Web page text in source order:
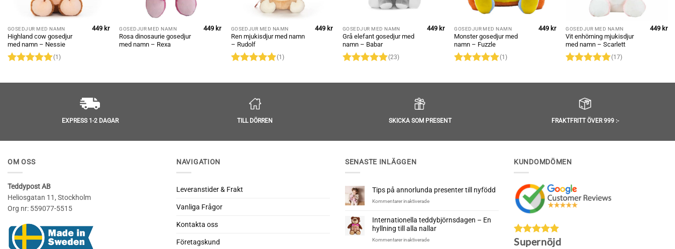
GOSEDJUR MED NAMN
Highland cow gosedjur
med namn – Nessie
(1)
449 kr GOSEDJUR MED NAMN
Rosa dinosaurie gosedjur
med namn – Rexa
449 kr GOSEDJUR MED NAMN
Ren mjukisdjur med namn
– Rudolf
(1)
449 kr GOSEDJUR MED NAMN
Grå elefant gosedjur med
namn – Babar
(23)
449 kr GOSEDJUR MED NAMN
Monster gosedjur med
namn – Fuzzle
(1)
449 kr GOSEDJUR MED NAMN
Vit enhörning mjukisdjur
med namn – Scarlett
(17)
449 kr
EXPRESS 1-2 DAGAR TILL DÖRREN SKICKA SOM PRESENT FRAKTFRITT ÖVER 999 :-
OM OSS
Teddypost AB
Heliosgatan 11, Stockholm
Org nr: 559077-5515
NAVIGATION
Leveranstider & Frakt
Vanliga Frågor
Kontakta oss
Företagskund
SENASTE INLÄGGEN
Tips på annorlunda presenter till nyfödd
Kommentarer inaktiveradeför
annorlunda
presenter
till
Internationella teddybjörnsdagen – En
hyllning till alla nallar
Kommentarer inaktiveradeför
KUNDOMDÖMEN
Supernöjd